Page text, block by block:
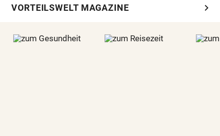
VORTEILSWELT MAGAZINE chevron_right